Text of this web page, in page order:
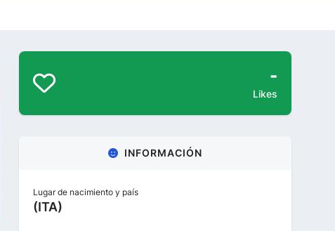
-
Likes
INFORMACIÓN
Lugar de nacimiento y país
(ITA)